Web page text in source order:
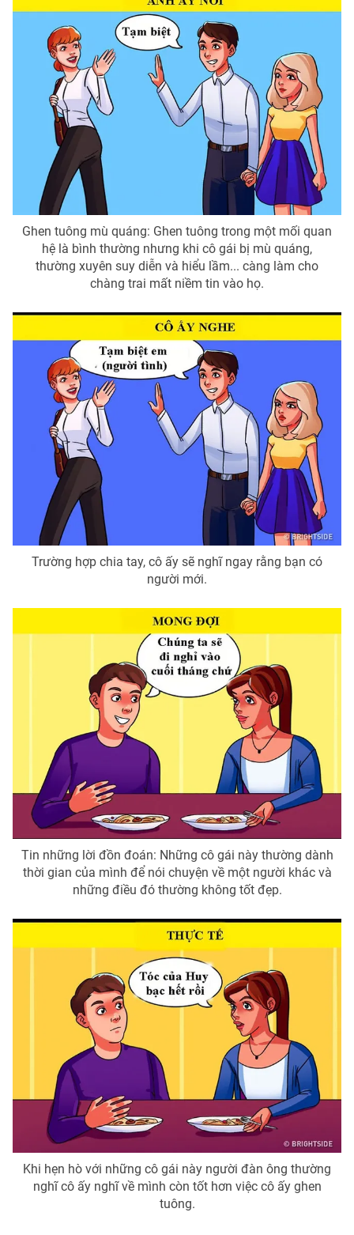
Ghen tuông mù quáng: Ghen tuông trong một mối quan
hệ là bình thường nhưng khi cô gái bị mù quáng,
thường xuyên suy diễn và hiểu lầm... càng làm cho
chàng trai mất niềm tin vào họ.
Trường hợp chia tay, cô ấy sẽ nghĩ ngay rằng bạn có
người mới.
Tin những lời đồn đoán: Những cô gái này thường dành
thời gian của mình để nói chuyện về một người khác và
những điều đó thường không tốt đẹp.
Khi hẹn hò với những cô gái này người đàn ông thường
nghĩ cô ấy nghĩ về mình còn tốt hơn việc cô ấy ghen
tuông.